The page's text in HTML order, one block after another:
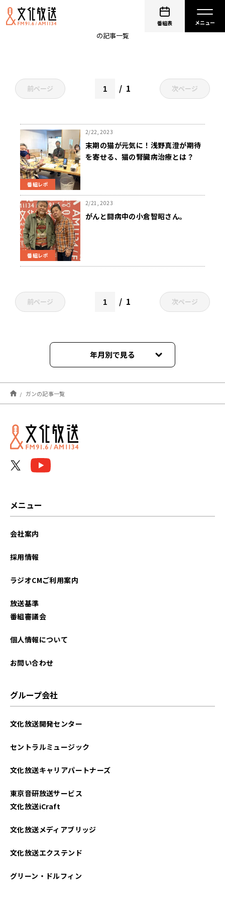
番組表
の記事一覧
前ページ 1 次ページ
番組レポ
2/22, 2023
末期の猫が元気に！浅野真澄が期待
を寄せる、猫の腎臓病治療とは？
番組レポ
2/21, 2023
がんと闘病中の小倉智昭さん。
前ページ 1 次ページ
年月別で見る
2023年02月
2022年03月
ガンの記事一覧
メニュー
会社案内
採用情報
ラジオCMご利用案内
放送基準
番組審議会
個人情報について
お問い合わせ
グループ会社
文化放送開発センター
セントラルミュージック
文化放送キャリアパートナーズ
東京音研放送サービス
文化放送iCraft
文化放送メディアブリッジ
文化放送エクステンド
グリーン・ドルフィン